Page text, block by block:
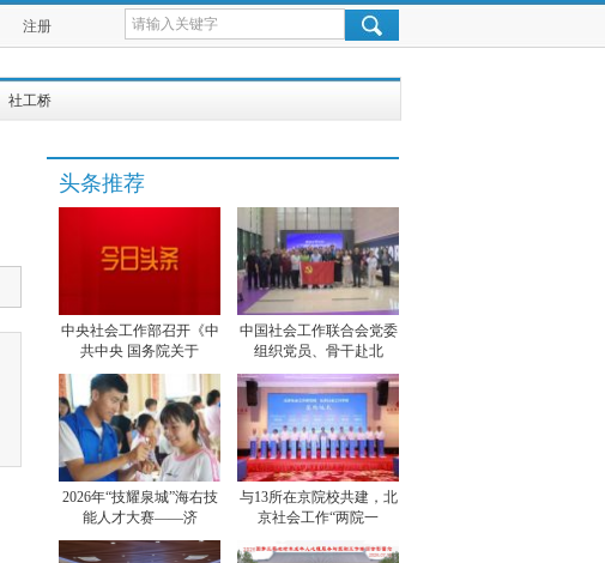
注册
社工桥
头条推荐
中央社会工作部召开《中
共中央 国务院关于
中国社会工作联合会党委
组织党员、骨干赴北
2026年“技耀泉城”海右技
能人才大赛——济
与13所在京院校共建，北
京社会工作“两院一